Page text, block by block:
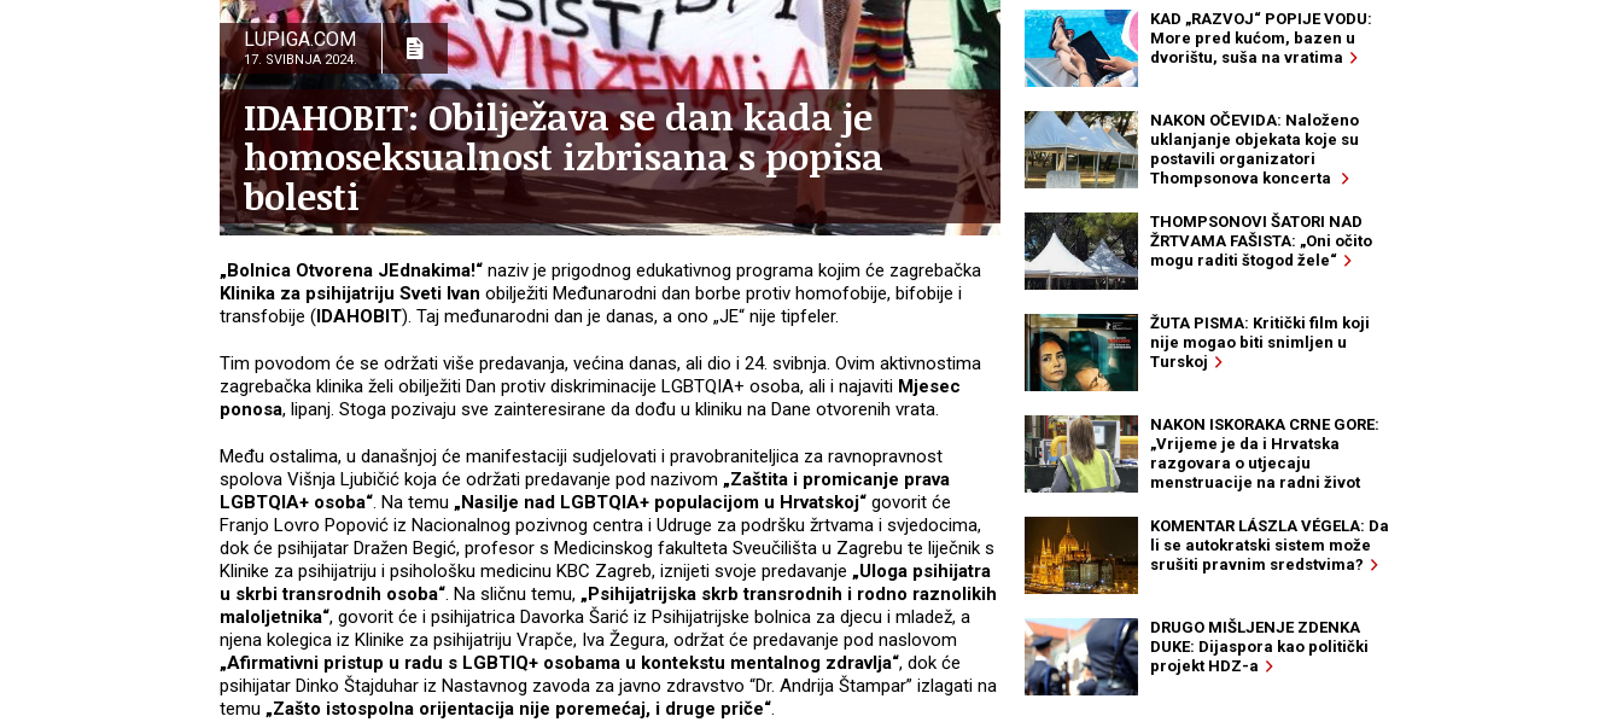
LUPIGA.COM
17. SVIBNJA 2024.
IDAHOBIT: Obilježava se dan kada je
homoseksualnost izbrisana s popisa
bolesti
„Bolnica Otvorena JEdnakima!“ naziv je prigodnog edukativnog programa kojim će zagrebačka
Klinika za psihijatriju Sveti Ivan obilježiti Međunarodni dan borbe protiv homofobije, bifobije i
transfobije (IDAHOBIT). Taj međunarodni dan je danas, a ono „JE“ nije tipfeler.
Tim povodom će se održati više predavanja, većina danas, ali dio i 24. svibnja. Ovim aktivnostima
zagrebačka klinika želi obilježiti Dan protiv diskriminacije LGBTQIA+ osoba, ali i najaviti Mjesec
ponosa, lipanj. Stoga pozivaju sve zainteresirane da dođu u kliniku na Dane otvorenih vrata.
Među ostalima, u današnjoj će manifestaciji sudjelovati i pravobraniteljica za ravnopravnost
spolova Višnja Ljubičić koja će održati predavanje pod nazivom „Zaštita i promicanje prava
LGBTQIA+ osoba“. Na temu „Nasilje nad LGBTQIA+ populacijom u Hrvatskoj“ govorit će
Franjo Lovro Popović iz Nacionalnog pozivnog centra i Udruge za podršku žrtvama i svjedocima,
dok će psihijatar Dražen Begić, profesor s Medicinskog fakulteta Sveučilišta u Zagrebu te liječnik s
Klinike za psihijatriju i psihološku medicinu KBC Zagreb, iznijeti svoje predavanje „Uloga psihijatra
u skrbi transrodnih osoba“. Na sličnu temu, „Psihijatrijska skrb transrodnih i rodno raznolikih
maloljetnika“, govorit će i psihijatrica Davorka Šarić iz Psihijatrijske bolnica za djecu i mladež, a
njena kolegica iz Klinike za psihijatriju Vrapče, Iva Žegura, održat će predavanje pod naslovom
„Afirmativni pristup u radu s LGBTIQ+ osobama u kontekstu mentalnog zdravlja“, dok će
psihijatar Dinko Štajduhar iz Nastavnog zavoda za javno zdravstvo “Dr. Andrija Štampar” izlagati na
temu „Zašto istospolna orijentacija nije poremećaj, i druge priče“.
KAD „RAZVOJ“ POPIJE VODU:
More pred kućom, bazen u
dvorištu, suša na vratima
NAKON OČEVIDA: Naloženo
uklanjanje objekata koje su
postavili organizatori
Thompsonova koncerta
THOMPSONOVI ŠATORI NAD
ŽRTVAMA FAŠISTA: „Oni očito
mogu raditi štogod žele“
ŽUTA PISMA: Kritički film koji
nije mogao biti snimljen u
Turskoj
NAKON ISKORAKA CRNE GORE:
„Vrijeme je da i Hrvatska
razgovara o utjecaju
menstruacije na radni život
KOMENTAR LÁSZLA VÉGELA: Da
li se autokratski sistem može
srušiti pravnim sredstvima?
DRUGO MIŠLJENJE ZDENKA
DUKE: Dijaspora kao politički
projekt HDZ-a